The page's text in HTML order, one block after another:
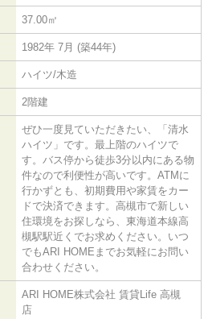
37.00㎡
1982年 7月 (築44年)
ハイツ/木造
2階建
ぜひ一度見ていただきたい、「清水
ハイツ」です。最上階のハイツで
す。バス停から徒歩3分以内にある物
件なので利便性が高いです。ATMに
行かずとも、初期費用や家賃をカー
ドで決済できます。高槻市で新しい
住環境をお探しなら、東海道本線高
槻駅駅近くでお求めください。いつ
でもARI HOMEまでお気軽にお問い
合わせください。
ARI HOME株式会社 賃貸Life 高槻
店